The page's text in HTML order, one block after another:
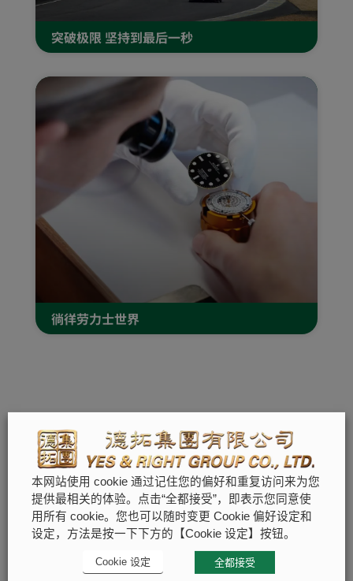
突破极限 坚持到最后一秒
徜徉劳力士世界
本网站使用 cookie 通过记住您的偏好和重复访问来为您
提供最相关的体验。点击“全都接受”，即表示您同意使
用所有 cookie。您也可以随时变更 Cookie 偏好设定和
设定，方法是按一下下方的【Cookie 设定】按钮。
Cookie 设定 全都接受